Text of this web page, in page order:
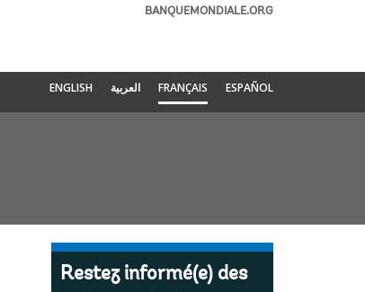
BANQUEMONDIALE.ORG
ENGLISH العربية FRANÇAIS ESPAÑOL
Restez informé(e) des